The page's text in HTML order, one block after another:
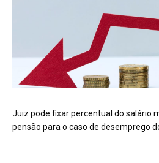
Juiz pode fixar percentual do salário
pensão para o caso de desemprego